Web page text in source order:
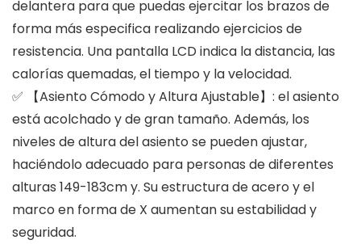
delantera para que puedas ejercitar los brazos de
forma más especifica realizando ejercicios de
resistencia. Una pantalla LCD indica la distancia, las
calorías quemadas, el tiempo y la velocidad.
✅ 【Asiento Cómodo y Altura Ajustable】: el asiento
está acolchado y de gran tamaño. Además, los
niveles de altura del asiento se pueden ajustar,
haciéndolo adecuado para personas de diferentes
alturas 149-183cm y. Su estructura de acero y el
marco en forma de X aumentan su estabilidad y
seguridad.